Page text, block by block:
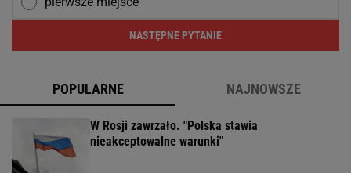
NASTĘPNE PYTANIE
POPULARNE NAJNOWSZE
W Rosji zawrzało. "Polska stawia
nieakceptowalne warunki"